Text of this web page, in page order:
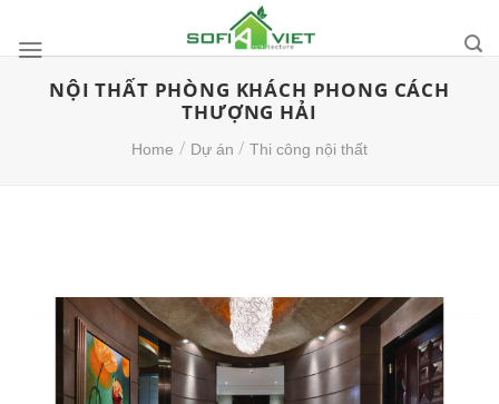
content
NỘI THẤT PHÒNG KHÁCH PHONG CÁCH
THƯỢNG HẢI
Home / Dự án / Thi công nội thất